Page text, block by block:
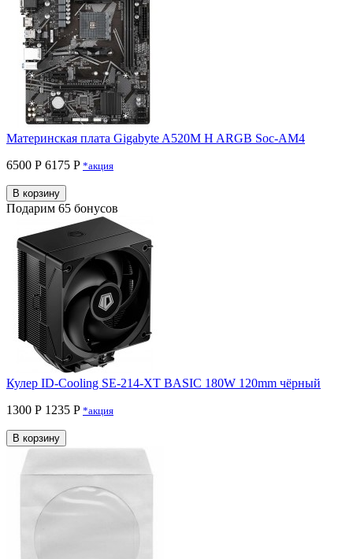
Материнская плата Gigabyte A520M H ARGB Soc-AM4
6500 Р 6175 P *акция
В корзину
Подарим 65 бонусов
Кулер ID-Cooling SE-214-XT BASIC 180W 120mm чёрный
1300 Р 1235 P *акция
В корзину